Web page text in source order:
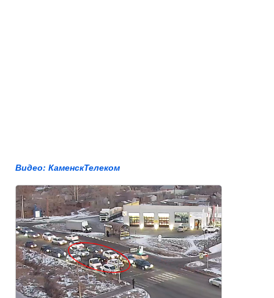
Видео: КаменскТелеком